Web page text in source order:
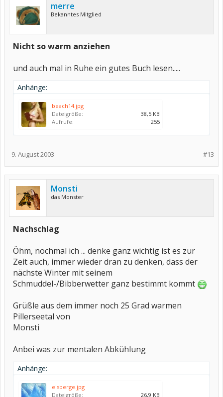
merre
Bekanntes Mitglied
Nicht so warm anziehen
und auch mal in Ruhe ein gutes Buch lesen.....
Anhänge:
beach14.jpg
Dateigröße:
38,5 KB
Aufrufe:
255
#13
9. August 2003
Monsti
das Monster
Nachschlag
Öhm, nochmal ich ... denke ganz wichtig ist es zur
Zeit auch, immer wieder dran zu denken, dass der
nächste Winter mit seinem
Schmuddel-/Bibberwetter ganz bestimmt kommt
Grüßle aus dem immer noch 25 Grad warmen
Pillerseetal von
Monsti
Anbei was zur mentalen Abkühlung
Anhänge:
eisberge.jpg
Dateigröße:
26,9 KB